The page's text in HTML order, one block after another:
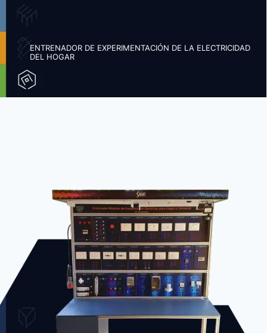
ENTRENADOR DE EXPERIMENTACIÓN DE LA ELECTRICIDAD
DEL HOGAR